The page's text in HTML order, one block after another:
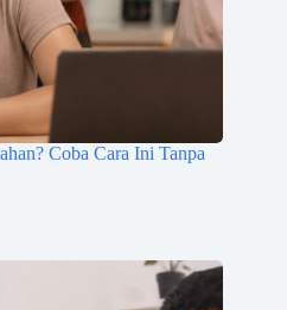
Coba Cara Ini Tanpa